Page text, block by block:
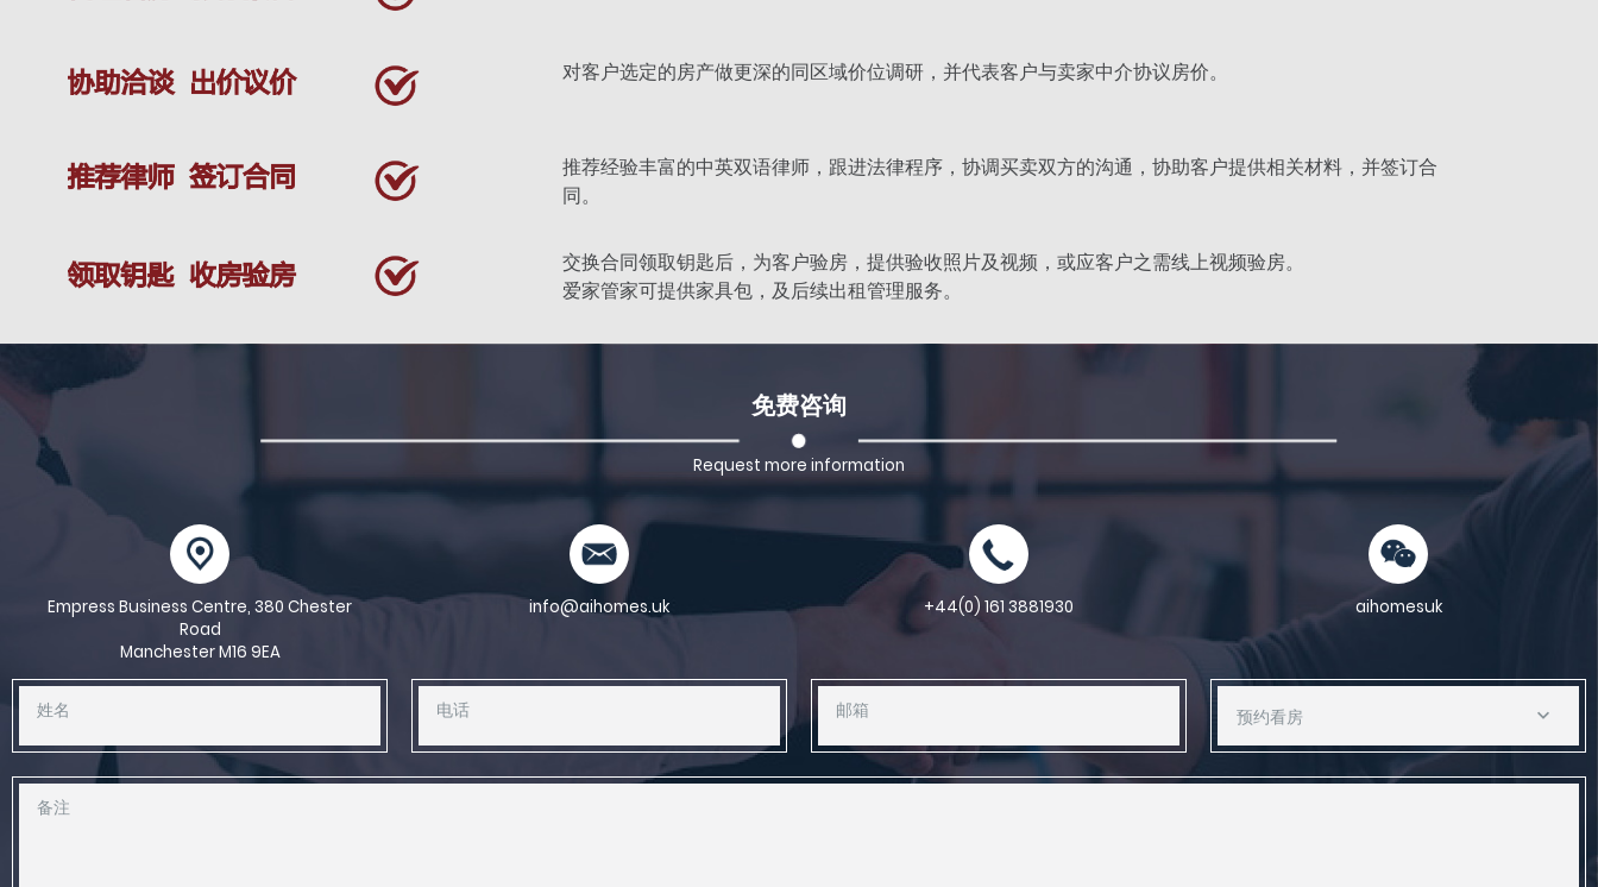
对客户选定的房产做更深的同区域价位调研，并代表客户与卖家中介协议房价。
推荐经验丰富的中英双语律师，跟进法律程序，协调买卖双方的沟通，协助客户提供相关材料，并签订合
同。
交换合同领取钥匙后，为客户验房，提供验收照片及视频，或应客户之需线上视频验房。
爱家管家可提供家具包，及后续出租管理服务。
免费咨询
Request more information
Empress Business Centre, 380 Chester
Road
Manchester M16 9EA
info@aihomes.uk +44(0) 161 3881930 aihomesuk
姓名 电话 邮箱 预约看房
备注